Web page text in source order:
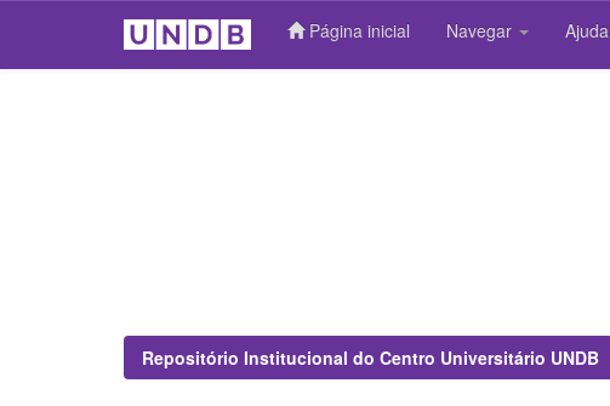
Página inicial Navegar Ajuda
Repositório Institucional do Centro Universitário UNDB